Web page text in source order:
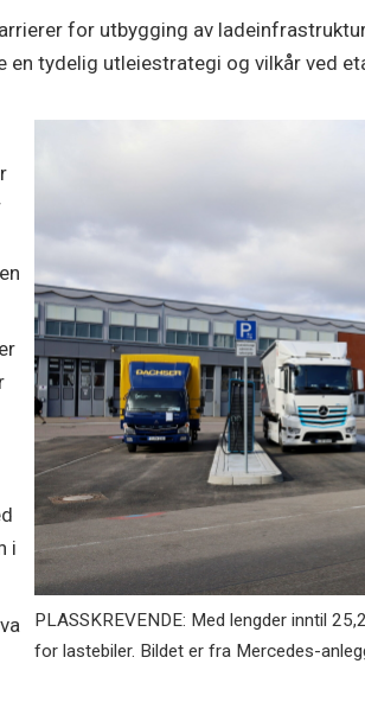
PLASSKREVENDE: Med lengder inntil
for lastebiler. Bildet er fra Mercedes-
for utbygging av
tydelig utleiestrategi og vilkår ved
i